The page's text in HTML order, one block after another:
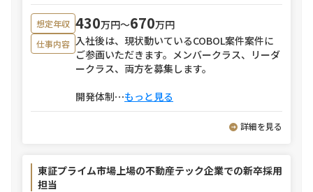
想定年収 430万円〜670万円
仕事内容 入社後は、現状動いているCOBOL案件案件に
ご参画いただきます。メンバークラス、リーダ
ークラス、両方を募集します。
開発体制⋯もっと見る
詳細を見る
東証プライム市場上場の不動産テック企業での新卒採用
担当